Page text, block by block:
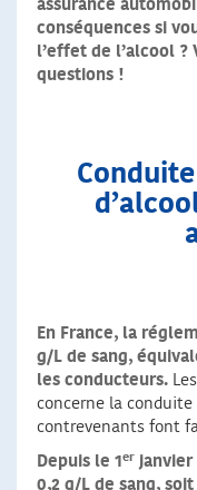
assurance
conséquences si
l’effet de l’alcool ?
questions !
En France, la
g/L de sang,
les conducteurs.
concerne la conduite
contrevenants font
Depuis le 1 er janvier
0,2 g/L de sang,